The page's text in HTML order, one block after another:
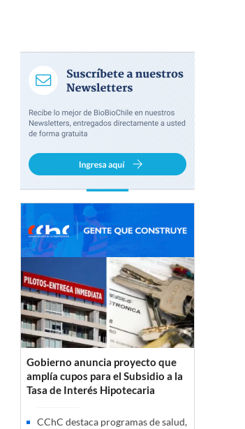
Gobierno anuncia proyecto que
amplía cupos para el Subsidio a la
Tasa de Interés Hipotecaria
CChC destaca programas de salud,